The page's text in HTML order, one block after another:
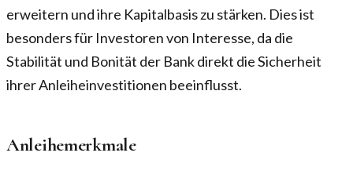
erweitern und ihre Kapitalbasis zu stärken. Dies ist
besonders für Investoren von Interesse, da die
Stabilität und Bonität der Bank direkt die Sicherheit
ihrer Anleiheinvestitionen beeinflusst.
Anleihemerkmale